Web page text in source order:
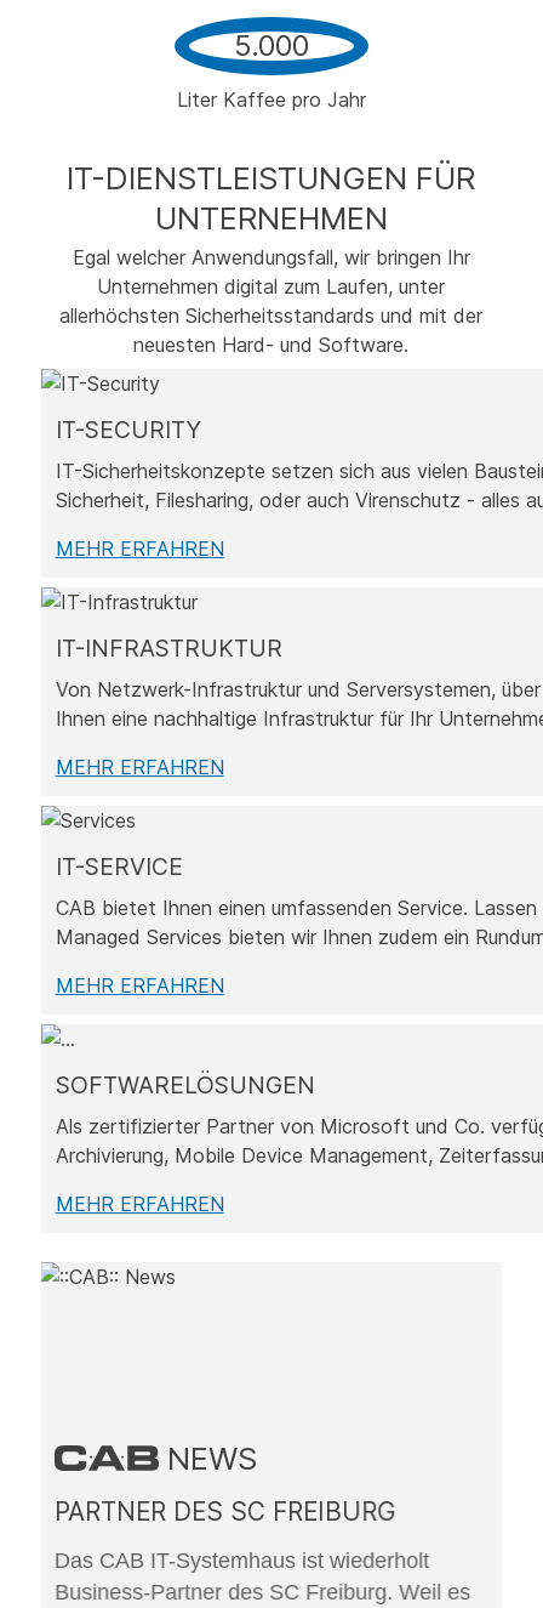
5.000
Liter Kaffee pro Jahr
IT-DIENST­LEISTUNGEN FÜR
UNTERNEHMEN
Egal welcher Anwendungsfall, wir bringen Ihr
Unternehmen digital zum Laufen, unter
allerhöchsten Sicherheitsstandards und mit der
neuesten Hard- und Software.
IT-SECURITY
IT-Sicherheitskonzepte setzen sich aus vielen
Sicherheit, Filesharing, oder auch Virenschutz - alles
MEHR ERFAHREN
IT-INFRASTRUKTUR
Von Netzwerk-Infrastruktur und Serversystemen,
Ihnen eine nachhaltige Infrastruktur für Ihr
MEHR ERFAHREN
IT-SERVICE
CAB bietet Ihnen einen umfassenden Service.
Managed Services bieten wir Ihnen zudem ein
MEHR ERFAHREN
SOFTWARELÖSUNGEN
Als zertifizierter Partner von Microsoft und Co.
Archivierung, Mobile Device Management,
MEHR ERFAHREN
NEWS
PARTNER DES SC FREIBURG
Das CAB IT-Systemhaus ist wiederholt
Business-Partner des SC Freiburg. Weil es